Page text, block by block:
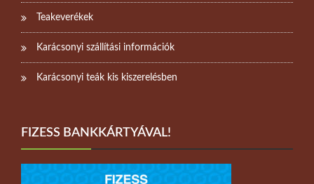
Teakeverékek
Karácsonyi szállítási információk
Karácsonyi teák kis kiszerelésben
FIZESS BANKKÁRTYÁVAL!